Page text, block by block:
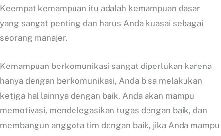
Keempat kemampuan itu adalah kemampuan dasar
yang sangat penting dan harus Anda kuasai sebagai
seorang manajer.
Kemampuan berkomunikasi sangat diperlukan karena
hanya dengan berkomunikasi, Anda bisa melakukan
ketiga hal lainnya dengan baik. Anda akan mampu
memotivasi, mendelegasikan tugas dengan baik, dan
membangun anggota tim dengan baik, jika Anda mampu